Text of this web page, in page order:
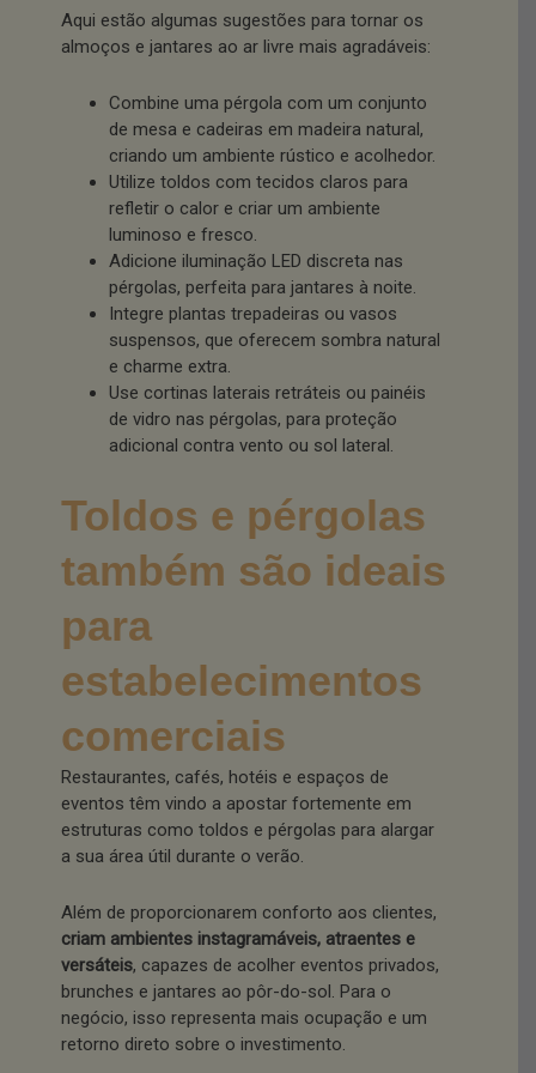
Aqui estão algumas sugestões para tornar os
almoços e jantares ao ar livre mais agradáveis:
Combine uma pérgola com um conjunto
de mesa e cadeiras em madeira natural,
criando um ambiente rústico e acolhedor.
Utilize toldos com tecidos claros para
refletir o calor e criar um ambiente
luminoso e fresco.
Adicione iluminação LED discreta nas
pérgolas, perfeita para jantares à noite.
Integre plantas trepadeiras ou vasos
suspensos, que oferecem sombra natural
e charme extra.
Use cortinas laterais retráteis ou painéis
de vidro nas pérgolas, para proteção
adicional contra vento ou sol lateral.
Toldos e pérgolas
também são ideais
para
estabelecimentos
comerciais
Restaurantes, cafés, hotéis e espaços de
eventos têm vindo a apostar fortemente em
estruturas como toldos e pérgolas para alargar
a sua área útil durante o verão.
Além de proporcionarem conforto aos clientes,
criam ambientes instagramáveis, atraentes e
versáteis, capazes de acolher eventos privados,
brunches e jantares ao pôr-do-sol. Para o
negócio, isso representa mais ocupação e um
retorno direto sobre o investimento.